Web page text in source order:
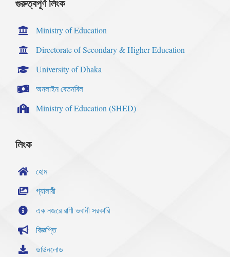
গুরুত্বপূর্ণ লিংক
Ministry of Education
Directorate of Secondary & Higher Education
University of Dhaka
অনলাইন বেতনবিল
Ministry of Education (SHED)
লিংক
হোম
গ্যালারী
এক নজরে রাণী ভবানী সরকারি
বিজ্ঞপ্তি
ডাউনলোড